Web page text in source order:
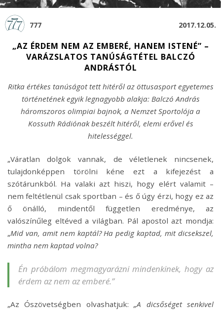
777 2017.12.05.
„AZ ÉRDEM NEM AZ EMBERÉ, HANEM ISTENÉ” –
VARÁZSLATOS TANÚSÁGTÉTEL BALCZÓ
ANDRÁSTÓL
Ritka értékes tanúságot tett hitéről az öttusasport egyetemes
történetének egyik legnagyobb alakja: Balczó András
háromszoros olimpiai bajnok, a Nemzet Sportolója a
Kossuth Rádiónak beszélt hitéről, elemi erővel és
hitelességgel.
„Váratlan dolgok vannak, de véletlenek nincsenek,
tulajdonképpen törölni kéne ezt a kifejezést a
szótárunkból. Ha valaki azt hiszi, hogy elért valamit –
nem feltétlenül csak sportban – és ő úgy érzi, hogy ez az
ő önálló, mindentől független eredménye, az
valószínűleg eltéved a világban. Pál apostol azt mondja:
„Mid van, amit nem kaptál? Ha pedig kaptad, mit dicsekszel,
mintha nem kaptad volna?
Én próbálom megmagyarázni mindenkinek, hogy az
érdem az nem az emberé.”
„Az Ószövetségben olvashatjuk: „A dicsőséget senkivel